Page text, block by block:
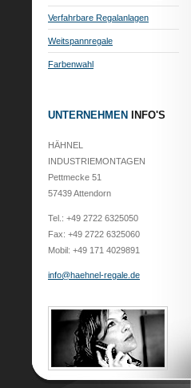
Verfahrbare Regalanlagen
Weitspannregale
Farbenwahl
UNTERNEHMEN INFO'S
HÄHNEL
INDUSTRIEMONTAGEN
Pettmecke 51
57439 Attendorn
Tel.: +49 2722 6325050
Fax: +49 2722 6325060
Mobil: +49 171 4029891
info@haehnel-regale.de